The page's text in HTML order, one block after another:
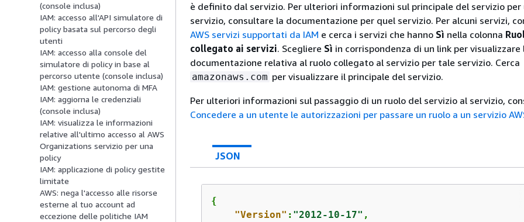
(console inclusa)
IAM: accesso all'API simulatore di
policy basata sul percorso degli
utenti
IAM: accesso alla console del
simulatore di policy in base al
percorso utente (console inclusa)
IAM: gestione autonoma di MFA
IAM: aggiorna le credenziali
(console inclusa)
IAM: visualizza le informazioni
relative all'ultimo accesso al AWS
Organizations servizio per una
policy
IAM: applicazione di policy gestite
limitate
AWS: nega l'accesso alle risorse
esterne al tuo account ad
eccezione delle politiche IAM
è definito dal servizio. Per ulteriori informazioni sul principale del servizio per
servizio, consultare la documentazione per quel servizio. Per alcuni servizi,
AWS servizi supportati da IAM e cerca i servizi che hanno Sì nella colonna
collegato ai servizi. Scegliere Sì in corrispondenza di un link per visualizzare
documentazione relativa al ruolo collegato al servizio per tale servizio. Cerca
amazonaws.com per visualizzare il principale del servizio.
Per ulteriori informazioni sul passaggio di un ruolo del servizio al servizio,
Concedere a un utente le autorizzazioni per passare un ruolo a un servizio
JSON
{
"Version" : "2012-10-17" ,